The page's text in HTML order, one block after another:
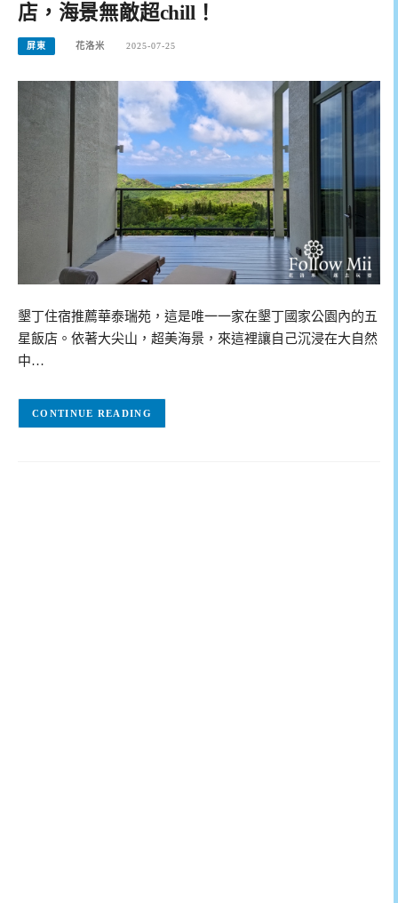
店，海景無敵超chill！
屏東 花洛米 2025-07-25
墾丁住宿推薦華泰瑞苑，這是唯一一家在墾丁國家公園內的五
星飯店。依著大尖山，超美海景，來這裡讓自己沉浸在大自然
中…
CONTINUE READING